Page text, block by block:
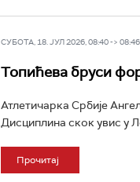
СУБОТА, 18. ЈУЛ 2026, 08:40 -> 08:46
Топићева бруси
Атлетичарка Србије
Дисциплина скок увис у
Прочитај